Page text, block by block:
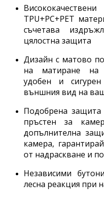
TPU+PC+PET
съчетава
цялостна защита
Дизайн с матово
на матиране на
удобен и
външния вид на
Подобрена
пръстен за
допълнителна
камера,
от надраскване и
Независими
лесна реакция при